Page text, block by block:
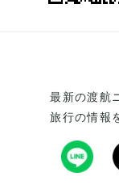
最新の渡航
旅行の情報